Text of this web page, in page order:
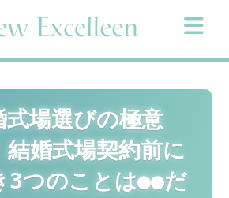
式場選びの極意
婚式場契約前に
3つのことは●●だ